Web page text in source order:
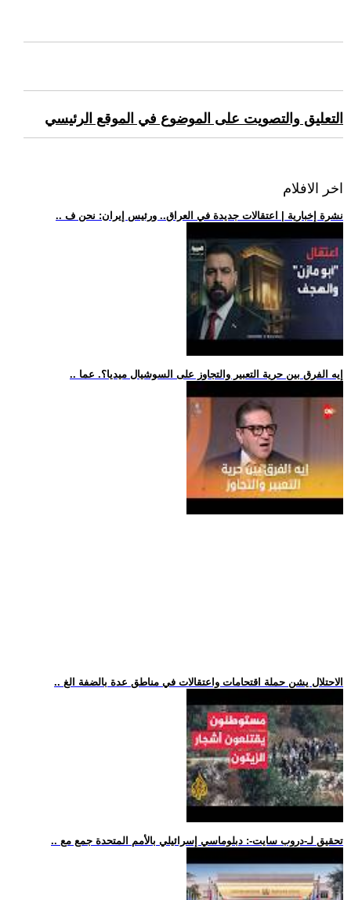
التعليق والتصويت على الموضوع في الموقع الرئيسي
اخر الافلام
.. نشرة إخبارية | اعتقالات جديدة في العراق.. ورئيس إيران: نحن ف
.. إيه الفرق بين حرية التعبير والتجاوز على السوشيال ميديا؟. عما
.. الاحتلال يشن حملة اقتحامات واعتقالات في مناطق عدة بالضفة الغ
.. تحقيق لـ-دروب سايت-: دبلوماسي إسرائيلي بالأمم المتحدة جمع مع